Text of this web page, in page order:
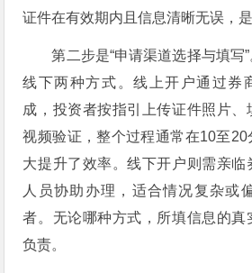
证件在有效期内且信息清晰无误，
第二步是“申请渠道选择与填写
线下两种方式。线上开户通过券
成，投资者按指引上传证件照片、
视频验证，整个过程通常在10至
大提升了效率。线下开户则需亲临
人员协助办理，适合情况复杂或
者。无论哪种方式，所填信息的真
负责。